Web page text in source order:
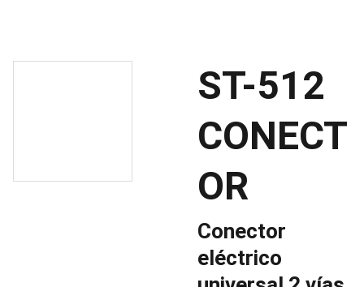
ST-512
CONECT
OR
Conector
eléctrico